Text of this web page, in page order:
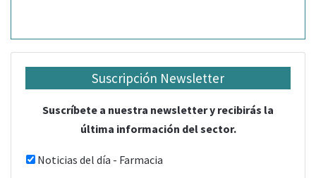
Suscripción Newsletter
Suscríbete a nuestra newsletter y recibirás la
última información del sector.
Noticias del día - Farmacia